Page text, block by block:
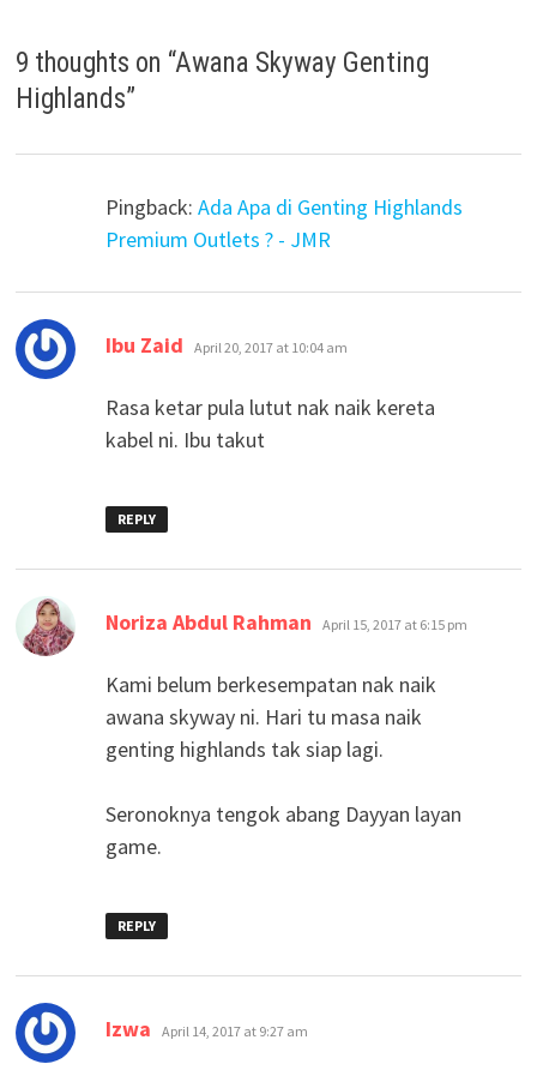
9 thoughts on “Awana Skyway Genting
Highlands”
Pingback: Ada Apa di Genting Highlands
Premium Outlets ? - JMR
Ibu Zaid says:
April 20, 2017 at 10:04 am
Rasa ketar pula lutut nak naik kereta
kabel ni. Ibu takut
REPLY
Noriza Abdul Rahman says:
April 15, 2017 at 6:15 pm
Kami belum berkesempatan nak naik
awana skyway ni. Hari tu masa naik
genting highlands tak siap lagi.
Seronoknya tengok abang Dayyan layan
game.
REPLY
Izwa says:
April 14, 2017 at 9:27 am